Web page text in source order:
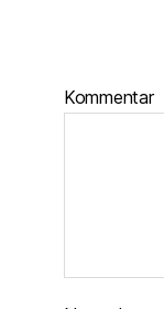
Kommentar